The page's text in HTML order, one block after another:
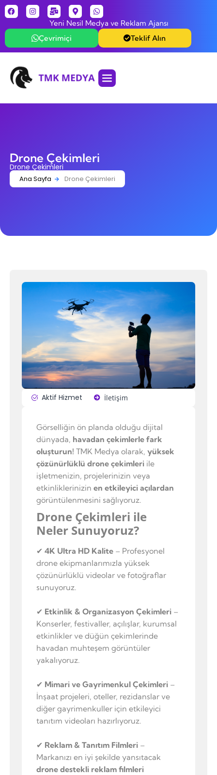
Yeni Nesil Medya ve Reklam Ajansı
Çevrimiçi
Teklif Alın
Ana Sayfa Drone Çekimleri
Drone Çekimleri
Drone Çekimleri
Aktif Hizmet İletişim
Görselliğin ön planda olduğu dijital
dünyada, havadan çekimlerle fark
oluşturun! TMK Medya olarak, yüksek
çözünürlüklü drone çekimleri ile
işletmenizin, projelerinizin veya
etkinliklerinizin en etkileyici açılardan
görüntülenmesini sağlıyoruz.
Drone Çekimleri ile
Neler Sunuyoruz?
✔ 4K Ultra HD Kalite – Profesyonel
drone ekipmanlarımızla yüksek
çözünürlüklü videolar ve fotoğraflar
sunuyoruz.
✔ Etkinlik & Organizasyon Çekimleri –
Konserler, festivaller, açılışlar, kurumsal
etkinlikler ve düğün çekimlerinde
havadan muhteşem görüntüler
yakalıyoruz.
✔ Mimari ve Gayrimenkul Çekimleri –
İnşaat projeleri, oteller, rezidanslar ve
diğer gayrimenkuller için etkileyici
tanıtım videoları hazırlıyoruz.
✔ Reklam & Tanıtım Filmleri –
Markanızı en iyi şekilde yansıtacak
drone destekli reklam filmleri